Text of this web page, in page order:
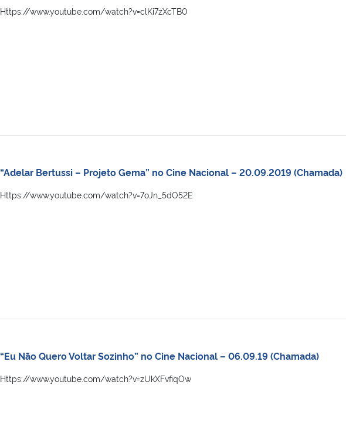
Https://www.youtube.com/watch?v=clKi7zXcTB0
“Adelar Bertussi – Projeto Gema” no Cine Nacional – 20.09.2019 (Chamada)
Https://www.youtube.com/watch?v=7oJn_5dO52E
“Eu Não Quero Voltar Sozinho” no Cine Nacional – 06.09.19 (Chamada)
Https://www.youtube.com/watch?v=zUkXFvfiqOw